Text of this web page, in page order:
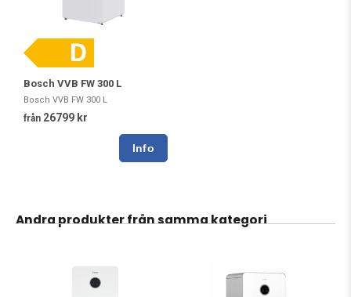
Bosch VVB FW 300 L
Bosch VVB FW 300 L
från 26799 kr
Andra produkter från samma kategori